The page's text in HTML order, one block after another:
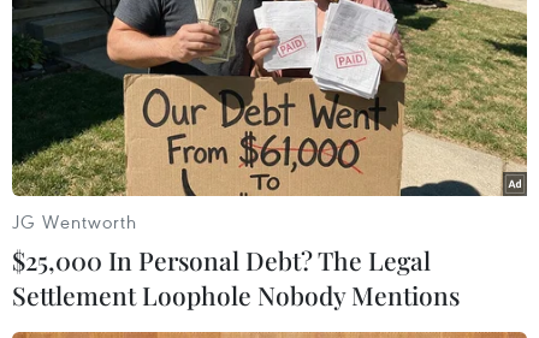
JG Wentworth
$25,000 In Personal Debt? The Legal
Settlement Loophole Nobody Mentions